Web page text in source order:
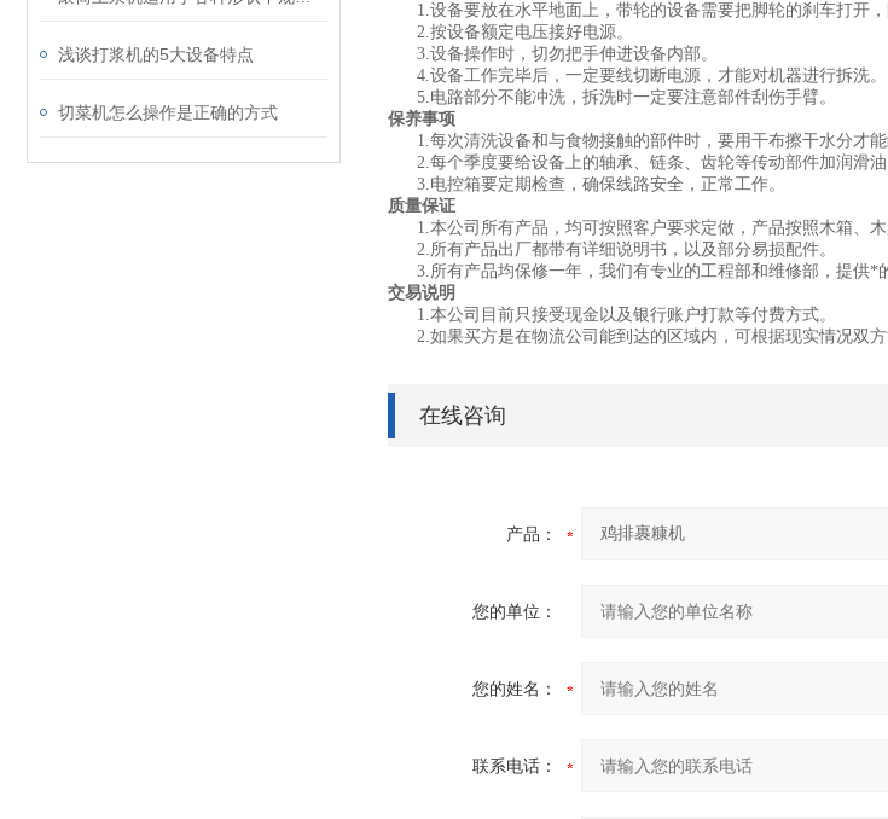
浅谈打浆机的5大设备特点
切菜机怎么操作是正确的方式
1.设备要放在水平地面上，带轮的设备需要把脚轮的刹车打开，
2.按设备额定电压接好电源。
3.设备操作时，切勿把手伸进设备内部。
4.设备工作完毕后，一定要线切断电源，才能对机器进行拆洗。
5.电路部分不能冲洗，拆洗时一定要注意部件刮伤手臂。
保养事项
1.每次清洗设备和与食物接触的部件时，要用干布擦干水分才能
2.每个季度要给设备上的轴承、链条、齿轮等传动部件加润滑油
3.电控箱要定期检查，确保线路安全，正常工作。
质量保证
1.本公司所有产品，均可按照客户要求定做，产品按照木箱、木
2.所有产品出厂都带有详细说明书，以及部分易损配件。
3.所有产品均保修一年，我们有专业的工程部和维修部，提供*
交易说明
1.本公司目前只接受现金以及银行账户打款等付费方式。
2.如果买方是在物流公司能到达的区域内，可根据现实情况双方
在线咨询
产品：
您的单位：
您的姓名：
联系电话：